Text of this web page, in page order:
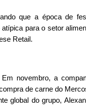
que a época de
para o setor
Retail.
novembro, a
de carne do
global do grupo,